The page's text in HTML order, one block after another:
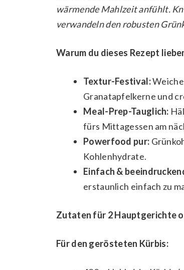
wärmende Mahlzeit anfühlt.
verwandeln den robusten
Warum du dieses Rezept
Textur-Festival:
Granatapfelkerne und
Meal-Prep-Tauglich:
fürs Mittagessen am
Powerfood pur:
Kohlenhydrate.
Einfach &
erstaunlich einfach zu
Zutaten für 2 Hauptgerichte
Für den gerösteten Kürbis: